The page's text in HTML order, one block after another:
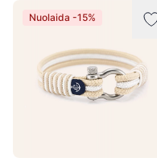
Nuolaida -15%